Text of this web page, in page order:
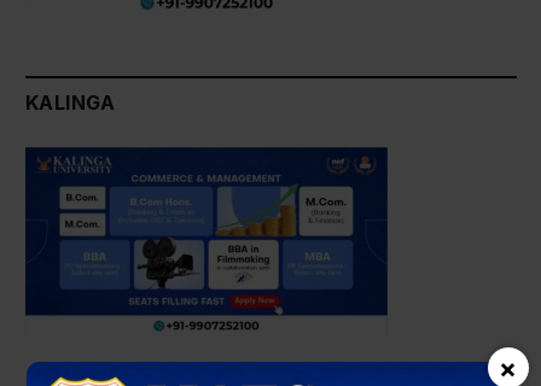
KALINGA
×